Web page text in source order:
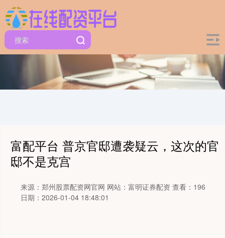
富配平台 普京官邸遭袭疑云，这次的官
邸不是克宫
来源：郑州股票配资网官网 网站：富明证券配资 查看：196
日期：2026-01-04 18:48:01